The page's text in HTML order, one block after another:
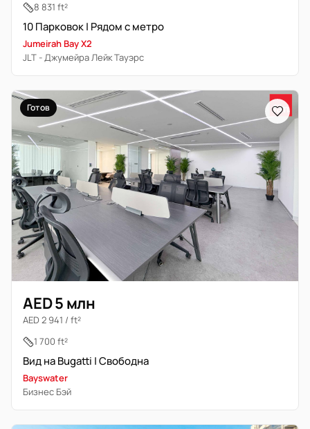
8 831 ft²
10 Парковок | Рядом с метро
Jumeirah Bay X2
JLT - Джумейра Лейк Тауэрс
Готов
AED 5 млн
AED 2 941 / ft²
1 700 ft²
Вид на Bugatti | Свободна
Bayswater
Бизнес Бэй